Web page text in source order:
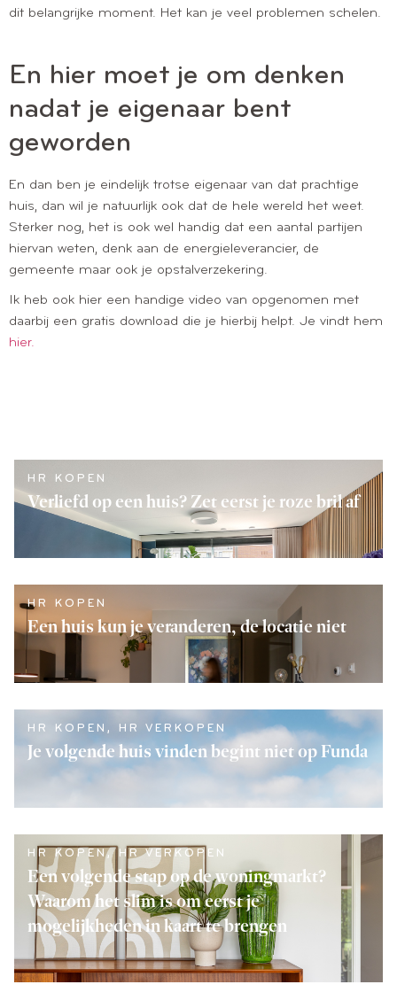
dit belangrijke moment. Het kan je veel problemen schelen.
En hier moet je om denken
nadat je eigenaar bent
geworden
En dan ben je eindelijk trotse eigenaar van dat prachtige
huis, dan wil je natuurlijk ook dat de hele wereld het weet.
Sterker nog, het is ook wel handig dat een aantal partijen
hiervan weten, denk aan de energieleverancier, de
gemeente maar ook je opstalverzekering.
Ik heb ook hier een handige video van opgenomen met
daarbij een gratis download die je hierbij helpt. Je vindt hem
hier.
HR KOPEN
Verliefd op een huis? Zet eerst je roze bril af
HR KOPEN
Een huis kun je veranderen, de locatie niet
HR KOPEN , HR VERKOPEN
Je volgende huis vinden begint niet op Funda
HR KOPEN, HR VERKOPEN
Een volgende stap op de woningmarkt?
Waarom het slim is om eerst je
mogelijkheden in kaart te brengen